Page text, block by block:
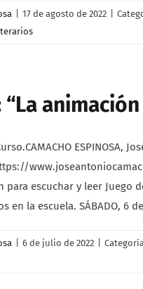
17 de agosto de 2022
“La
Curso.CAMACHO
escuchar y leer Juego
en la escuela. SÁBADO, 6
6 de julio de 2022